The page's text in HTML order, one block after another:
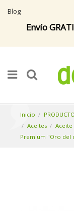
Blog
Envío
Inicio
Aceites
Aceite
Premium "Oro del